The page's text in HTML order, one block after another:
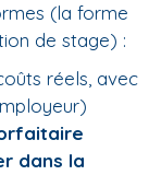
(la forme
de stage) :
réels, avec
dans la